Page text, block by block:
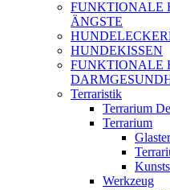
FUNKTIONALE
ÄNGSTE
HUNDEKISSEN
FUNKTIONALE
Terraristik
Terrarium
Terrarium
Werkzeug